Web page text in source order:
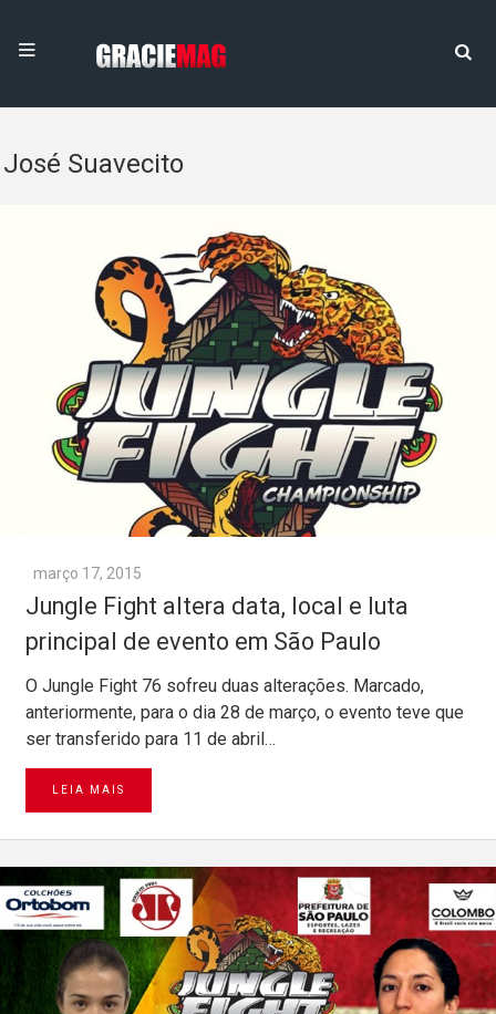
José Suavecito
março 17, 2015
Jungle Fight altera data, local e luta
principal de evento em São Paulo
O Jungle Fight 76 sofreu duas alterações. Marcado,
anteriormente, para o dia 28 de março, o evento teve que
ser transferido para 11 de abril…
LEIA MAIS